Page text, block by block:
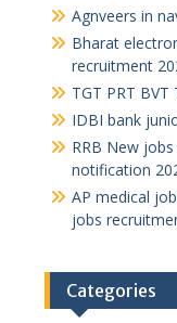
Agnveers in
Bharat
recruitment
TGT PRT
IDBI bank
RRB New
notification
AP medical
jobs
Categories